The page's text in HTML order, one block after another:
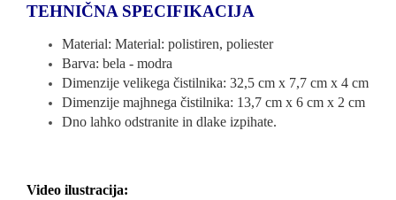
TEHNIČNA SPECIFIKACIJA
Material: Material: polistiren, poliester
Barva: bela - modra
Dimenzije velikega čistilnika: 32,5 cm x 7,7 cm x 4 cm
Dimenzije majhnega čistilnika: 13,7 cm x 6 cm x 2 cm
Dno lahko odstranite in dlake izpihate.
Video ilustracija: